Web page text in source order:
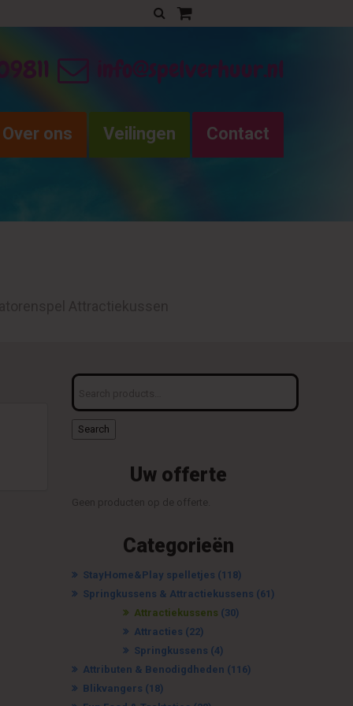
info@spelverhuur.nl
Over ons Veilingen Contact
Search
Search
Uw offerte
Geen producten op de offerte.
Categorieën
StayHome&Play spelletjes (118)
Springkussens & Attractiekussens (61)
Attractiekussens (30)
Attracties (22)
Springkussens (4)
Attributen & Benodigdheden (116)
Blikvangers (18)